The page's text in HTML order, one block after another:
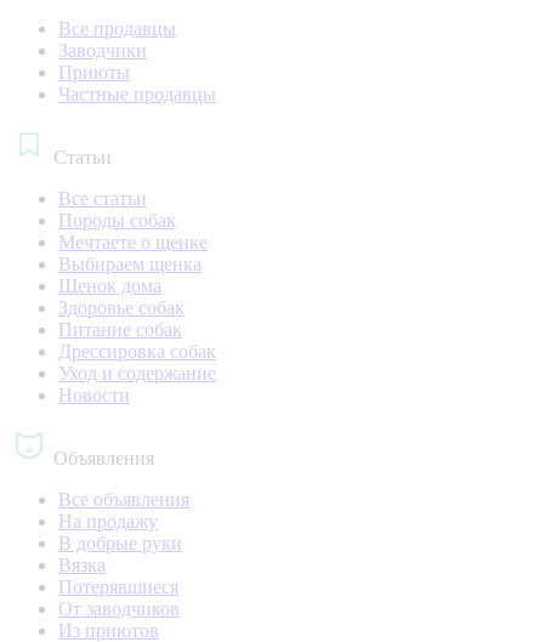
Все продавцы
Заводчики
Приюты
Частные продавцы
Статьи
Все статьи
Породы собак
Мечтаете о щенке
Выбираем щенка
Щенок дома
Здоровье собак
Питание собак
Дрессировка собак
Уход и содержание
Новости
Объявления
Все объявления
На продажу
В добрые руки
Вязка
Потерявшиеся
От заводчиков
Из приютов